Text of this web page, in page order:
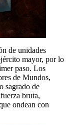
de unidades
mayor, por lo
paso. Los
de Mundos,
sagrado de
bruta,
ondean con